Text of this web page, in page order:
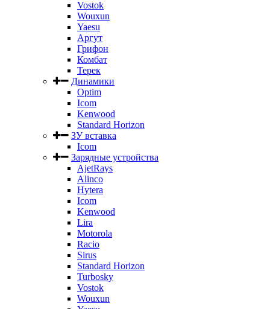
Vostok
Wouxun
Yaesu
Аргут
Грифон
Комбат
Терек
Динамики
Optim
Icom
Kenwood
Standard Horizon
ЗУ вставка
Icom
Зарядные устройства
AjetRays
Alinco
Hytera
Icom
Kenwood
Lira
Motorola
Racio
Sirus
Standard Horizon
Turbosky
Vostok
Wouxun